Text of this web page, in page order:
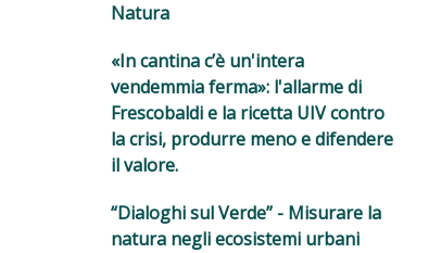
Natura
«In cantina c’è un'intera
vendemmia ferma»: l'allarme di
Frescobaldi e la ricetta UIV contro
la crisi, produrre meno e difendere
il valore.
“Dialoghi sul Verde” - Misurare la
natura negli ecosistemi urbani